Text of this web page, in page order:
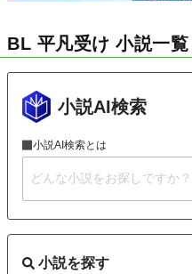
BL 平凡受け 小説一覧
小説AI検索
小説AI検索とは
小説を探す